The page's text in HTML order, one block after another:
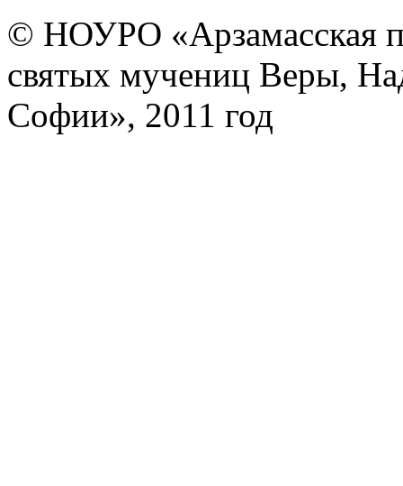
© НОУРО «Арзамасская
святых мучениц Веры,
Софии», 2011 год